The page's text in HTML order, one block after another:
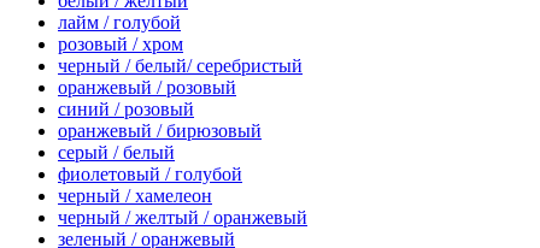
лайм / голубой
розовый / хром
черный / белый/ серебристый
оранжевый / розовый
синий / розовый
оранжевый / бирюзовый
серый / белый
фиолетовый / голубой
черный / хамелеон
черный / желтый / оранжевый
зеленый / оранжевый